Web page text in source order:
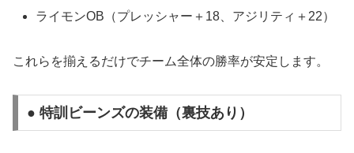
ライモンOB（プレッシャー＋18、アジリティ＋22）
これらを揃えるだけでチーム全体の勝率が安定します。
● 特訓ビーンズの装備（裏技あり）